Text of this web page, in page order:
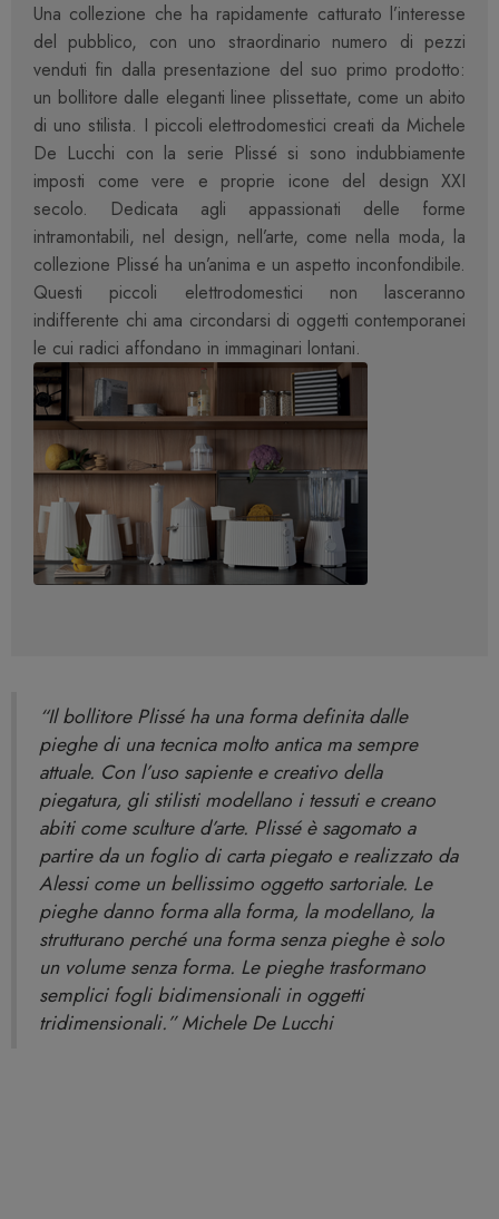
Una collezione che ha rapidamente catturato l’interesse
del pubblico, con uno straordinario numero di pezzi
venduti fin dalla presentazione del suo primo prodotto:
un bollitore dalle eleganti linee plissettate, come un abito
di uno stilista. I piccoli elettrodomestici creati da Michele
De Lucchi con la serie Plissé si sono indubbiamente
imposti come vere e proprie icone del design XXI
secolo. Dedicata agli appassionati delle forme
intramontabili, nel design, nell’arte, come nella moda, la
collezione Plissé ha un’anima e un aspetto inconfondibile.
Questi piccoli elettrodomestici non lasceranno
indifferente chi ama circondarsi di oggetti contemporanei
le cui radici affondano in immaginari lontani.
“Il bollitore Plissé ha una forma definita dalle
pieghe di una tecnica molto antica ma sempre
attuale. Con l’uso sapiente e creativo della
piegatura, gli stilisti modellano i tessuti e creano
abiti come sculture d’arte. Plissé è sagomato a
partire da un foglio di carta piegato e realizzato da
Alessi come un bellissimo oggetto sartoriale. Le
pieghe danno forma alla forma, la modellano, la
strutturano perché una forma senza pieghe è solo
un volume senza forma. Le pieghe trasformano
semplici fogli bidimensionali in oggetti
tridimensionali.” Michele De Lucchi